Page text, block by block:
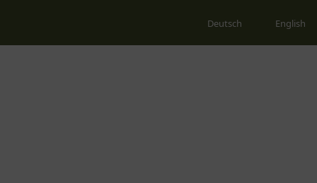
Deutsch English